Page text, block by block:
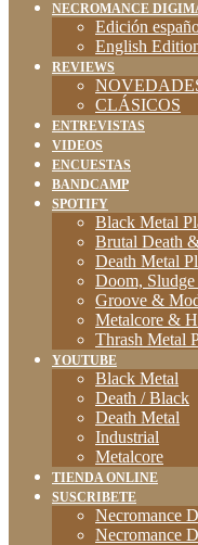
NECROMANCE
Edición
English
REVIEWS
CLÁSICOS
ENTREVISTAS
VIDEOS
ENCUESTAS
BANDCAMP
SPOTIFY
Black Metal
Brutal Death
Death Metal
Doom,
Groove &
Metalcore &
Thrash Metal
YOUTUBE
Black Metal
Death / Black
Death Metal
Industrial
Metalcore
TIENDA ONLINE
SUSCRIBETE
Necromance
Necromance